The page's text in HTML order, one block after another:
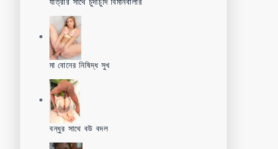
মা বোনের নিষিদ্ধ সুখ
বন্ধুর সাথে বউ বদল